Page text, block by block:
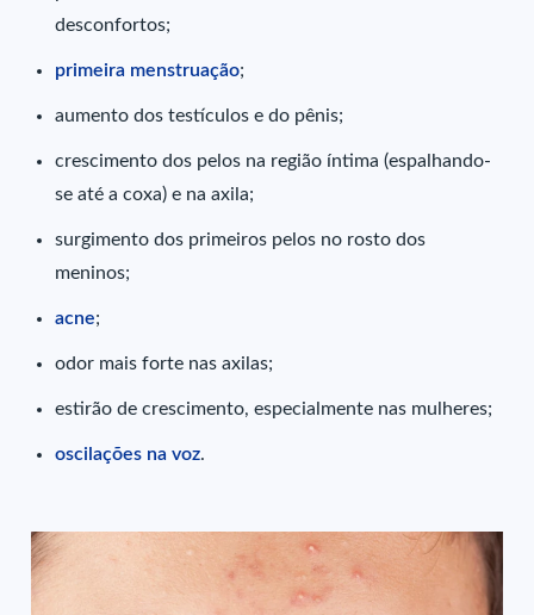
desconfortos;
primeira menstruação;
aumento dos testículos e do pênis;
crescimento dos pelos na região íntima (espalhando-
se até a coxa) e na axila;
surgimento dos primeiros pelos no rosto dos
meninos;
acne;
odor mais forte nas axilas;
estirão de crescimento, especialmente nas mulheres;
oscilações na voz.